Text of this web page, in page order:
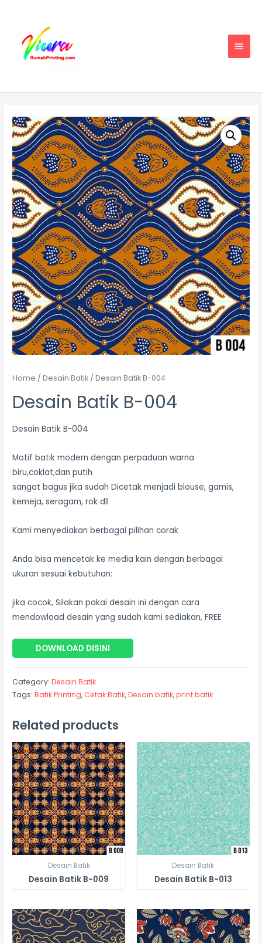
Home /Desain Batik / Desain Batik B-004
Desain Batik B-004
Desain Batik B-004
Motif batik modern dengan perpaduan warna
biru,coklat,dan putih
sangat bagus jika sudah Dicetak menjadi blouse, gamis,
kemeja, seragam, rok dll
Kami menyediakan berbagai pilihan corak
Anda bisa mencetak ke media kain dengan berbagai
ukuran sesuai kebutuhan:
jika cocok, Silakan pakai desain ini dengan cara
mendowload desain yang sudah kami sediakan, FREE
DOWNLOAD DISINI
Category:Desain Batik
Tags:Batik Printing, Cetak Batik,Desain batik,print batik
Related products
Desain Batik
Desain Batik B-009
Desain Batik
Desain Batik B-013